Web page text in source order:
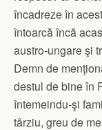
încadreze în
întoarcă încă
austro-ungare şi
Demn de
destul de bine în
întemeindu-şi
târziu, greu de